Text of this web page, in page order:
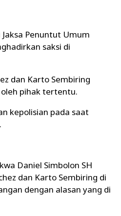
Penuntut Umum
saksi di
dan Karto Sembiring
pihak tertentu.
kepolisian pada saat
Daniel Simbolon SH
dan Karto Sembiring di
dengan alasan yang di